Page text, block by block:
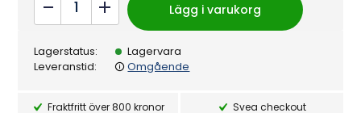
Brush
Lägg i varukorg
Lagerstatus:
Lagervara
Leveranstid:
Omgående
Fraktfritt över 800 kronor Svea checkout